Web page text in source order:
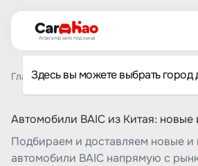
Агрегатор авто под заказ
Здесь вы можете выбрать город
Главная Список брендов BAIC
Автомобили BAIC из Китая: новые
Подбираем и доставляем новые
автомобили BAIC напрямую с